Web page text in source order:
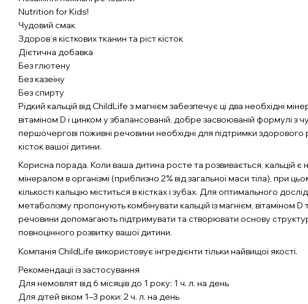
Nutrition for Kids!
Чудовий смак
Здоров’я кісткових тканин та ріст кісток
Дієтична добавка
Без глютену
Без казеїну
Без спирту
Рідкий кальцій від ChildLife з магнієм забезпечує ці два необхідні
вітаміном D і цинком у збалансованій, добре засвоюваній формулі з
першочергові поживні речовини необхідні для підтримки здорового
кісток вашої дитини.
Корисна порада. Коли ваша дитина росте та розвивається, кальцій
мінералом в організмі (приблизно 2% від загальної маси тіла), при
кількості кальцію міститься в кістках і зубах. Для оптимального
метаболізму пропонують комбінувати кальцій із магнієм, вітаміном D
речовини допомагають підтримувати та створювати основу
повноцінного розвитку вашої дитини.
Компанія ChildLife використовує інгредієнти тільки найвищої якості.
Рекомендації із застосування
Для немовлят від 6 місяців до 1 року: 1 ч. л. на день
Для дітей віком 1–3 роки: 2 ч. л. на день